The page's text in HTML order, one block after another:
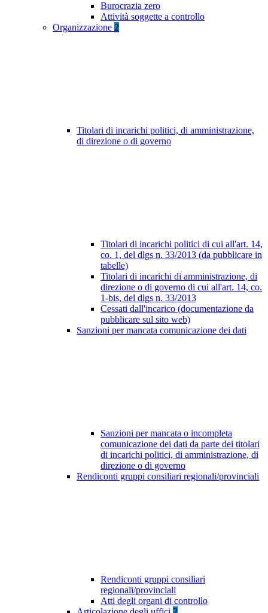
Burocrazia zero
Attività soggette a controllo
Organizzazione 2
Titolari di incarichi politici, di amministrazione,
di direzione o di governo
Titolari di incarichi politici di cui all'art. 14,
co. 1, del dlgs n. 33/2013 (da pubblicare in
tabelle)
Titolari di incarichi di amministrazione, di
direzione o di governo di cui all'art. 14, co.
1-bis, del dlgs n. 33/2013
Cessati dall'incarico (documentazione da
pubblicare sul sito web)
Sanzioni per mancata comunicazione dei dati
Sanzioni per mancata o incompleta
comunicazione dei dati da parte dei titolari
di incarichi politici, di amministrazione, di
direzione o di governo
Rendiconti gruppi consiliari regionali/provinciali
Rendiconti gruppi consiliari
regionali/provinciali
Atti degli organi di controllo